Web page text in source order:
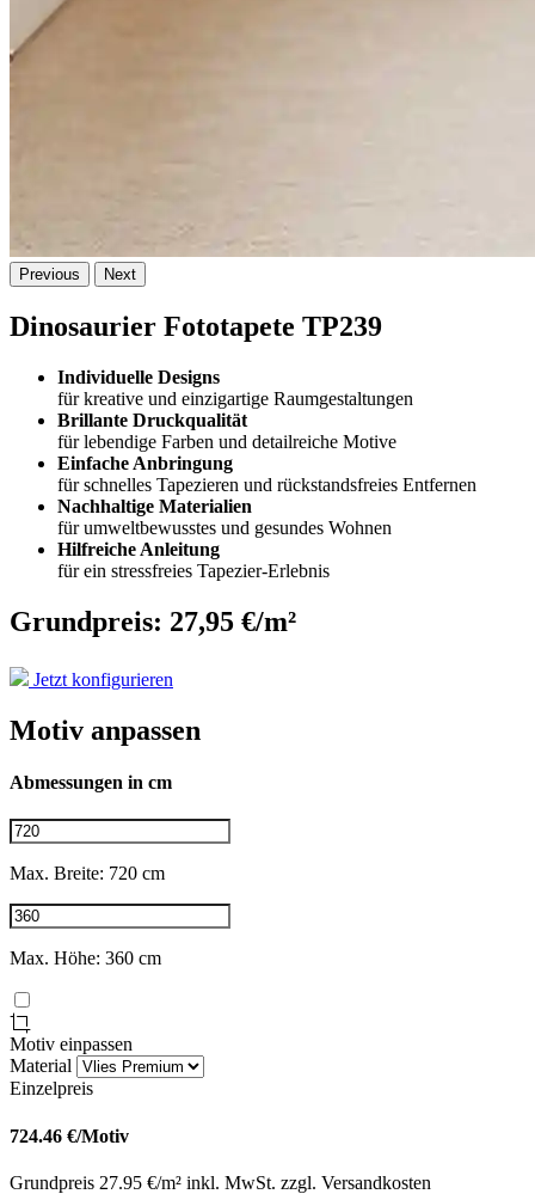
Previous Next
Dinosaurier Fototapete TP239
Individuelle Designs
für kreative und einzigartige Raumgestaltungen
Brillante Druckqualität
für lebendige Farben und detailreiche Motive
Einfache Anbringung
für schnelles Tapezieren und rückstandsfreies Entfernen
Nachhaltige Materialien
für umweltbewusstes und gesundes Wohnen
Hilfreiche Anleitung
für ein stressfreies Tapezier-Erlebnis
Grundpreis: 27,95 €/m²
Jetzt konfigurieren
Motiv anpassen
Abmessungen in cm
Max. Breite: 720 cm
Max. Höhe: 360 cm
Motiv einpassen
Material
Einzelpreis
724.46 €/Motiv
Grundpreis 27.95 €/m² inkl. MwSt. zzgl. Versandkosten